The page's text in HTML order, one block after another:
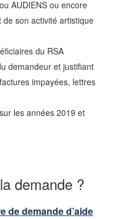
AUDIENS ou encore
son activité artistique
du RSA
demandeur et justifiant
impayées, lettres
les années 2019 et
demande ?
de demande d’aide